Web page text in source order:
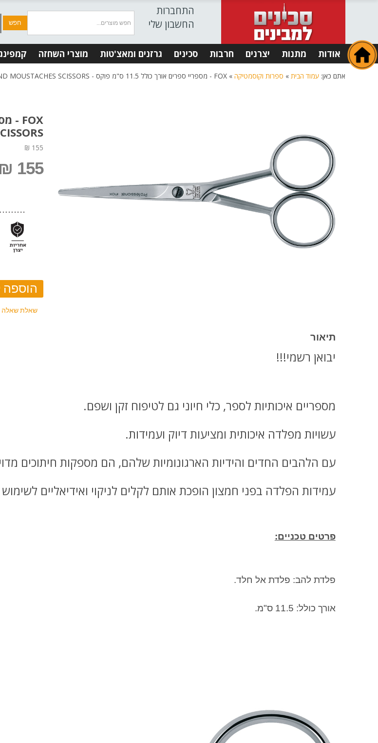
התחברות
החשבון שלי
אודות מתנות יצרנים חרבות סכינים גרזנים ומאצ'טות מוצרי השחזה
אתם כאן:עמוד הבית » ספרות וקוסמטיקה »FOX - מספריי ספרים אורך כולל 11.5 ס"מ פוקס - BARBER AND MOUSTACHES SCISSORS
155 ₪
155 ₪
שאלת שאלה
תיאור
יבואן רשמי!!!
מספריים איכותיות לספר, כלי חיוני גם לטיפוח זקן ושפם.
עשויות מפלדה איכותית ומציעות דיוק ועמידות.
עם הלהבים החדים והידיות הארגונומיות שלהם, הם מספקות חיתוכים
עמידות הפלדה בפני חמצון הופכת אותם לקלים לניקוי ואידיאליים
פרטים טכניים:
פלדת להב: פלדת אל חלד.
אורך כולל: 11.5 ס"מ.